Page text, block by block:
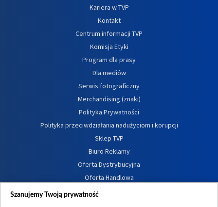
Kariera w TVP
Kontakt
Centrum informacji TVP
Komisja Etyki
Program dla prasy
Dla mediów
Serwis fotograficzny
Merchandising (znaki)
Polityka Prywatności
Polityka przeciwdziałania nadużyciom i korupcji
Sklep TVP
Biuro Reklamy
Oferta Dystrybucyjna
Oferta Handlowa
Dostępność
Szanujemy Twoją prywatność